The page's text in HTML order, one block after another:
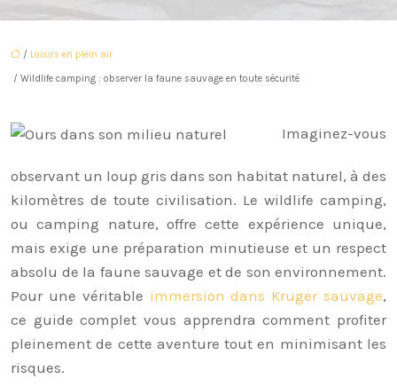
/ Loisirs en plein air
/ Wildlife camping : observer la faune sauvage en toute sécurité
Imaginez-vous
observant un loup gris dans son habitat naturel, à des
kilomètres de toute civilisation. Le wildlife camping,
ou camping nature, offre cette expérience unique,
mais exige une préparation minutieuse et un respect
absolu de la faune sauvage et de son environnement.
Pour une véritable immersion dans Kruger sauvage,
ce guide complet vous apprendra comment profiter
pleinement de cette aventure tout en minimisant les
risques.